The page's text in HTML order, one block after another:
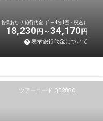
様あたり 旅行代金（1～4名1室・税込）
18,230 円 34,170 円
表示旅行代金について
ツアーコード Q028GC